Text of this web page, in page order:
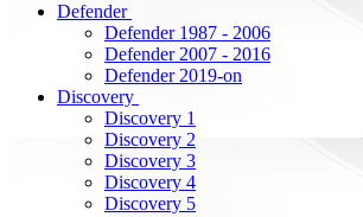
Defender
Defender 1987 - 2006
Defender 2007 - 2016
Defender 2019-on
Discovery
Discovery 1
Discovery 2
Discovery 3
Discovery 4
Discovery 5